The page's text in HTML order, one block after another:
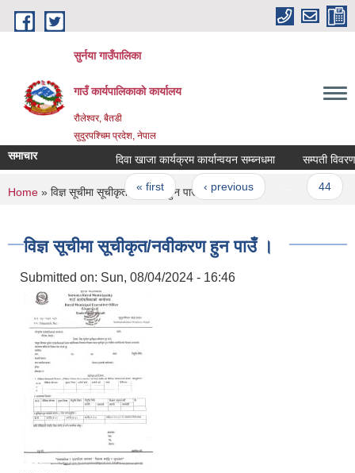
Skip to main content
सुर्नया गाउँपालिका
गाउँ कार्यपालिकाकाे कार्यालय
रौलेश्वर, बैतडी
सुदुरपश्चिम प्रदेश, नेपाल
समाचार दिवा खाजा कार्यक्रम कार्यान्वयन सम्ब्नधमा सम्पती
Pages
« first ‹ previous 44
You are here
Home » विज्ञ सूचीमा सूचीकृत/नवीकरण हुन पाउँ ।
विज्ञ सूचीमा सूचीकृत/नवीकरण हुन पाउँ ।
Submitted on: Sun, 08/04/2024 - 16:46